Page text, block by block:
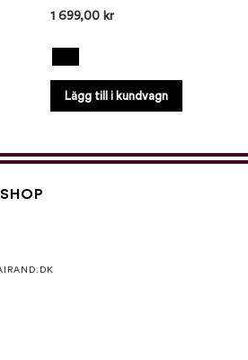
1 699,00 kr
Lägg till i kundvagn
fler stilar